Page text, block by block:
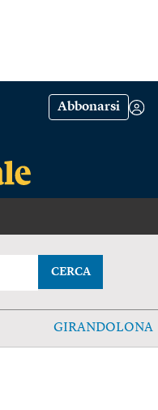
Abbonarsi
CERCA
GIRANDOLONA